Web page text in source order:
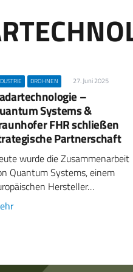
DROHNEN 27. Juni 2025
–
Systems &
FHR schließen
Partnerschaft
wurde die Zusammenarbeit
Quantum Systems, einem
Hersteller…